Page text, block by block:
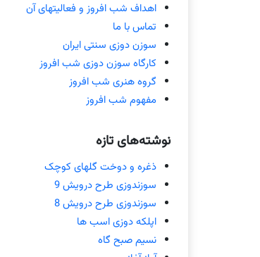
اهداف شب افروز و فعالیتهای آن
تماس با ما
سوزن دوزی سنتی ایران
کارگاه سوزن دوزی شب افروز
گروه هنری شب افروز
مفهوم شب افروز
نوشته‌های تازه
ذغره و دوخت گلهای کوچک
سوزندوزی طرح درویش 9
سوزندوزی طرح درویش 8
اپلکه دوزی اسب ها
نسیم صبح گاه